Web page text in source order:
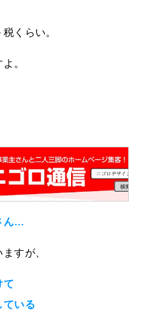
くらい。
。
ん…
すが、
て
ている